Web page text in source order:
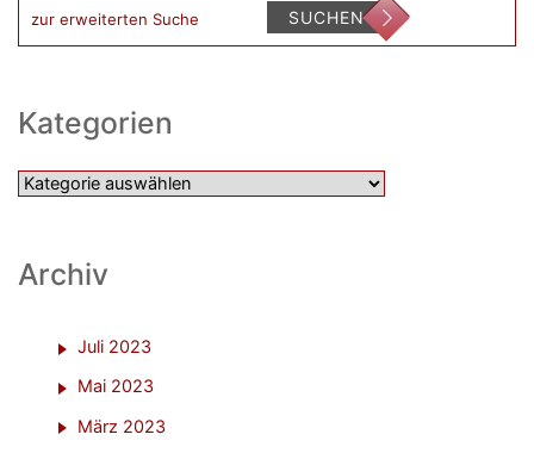
zur erweiterten Suche SUCHEN
Kategorien
Kategorien
Archiv
Juli 2023
Mai 2023
März 2023